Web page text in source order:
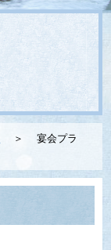
＞ 宴会プラ